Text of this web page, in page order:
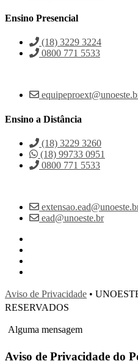
Ensino Presencial
(18) 3229 3224
0800 771 5533
Ensino a Distância
(18) 3229 3260
(18) 99733 0951
0800 771 5533
ead@unoeste.br
Aviso de Privacidade •
RESERVADOS
Alguma mensagem
Aviso de Privacidade do